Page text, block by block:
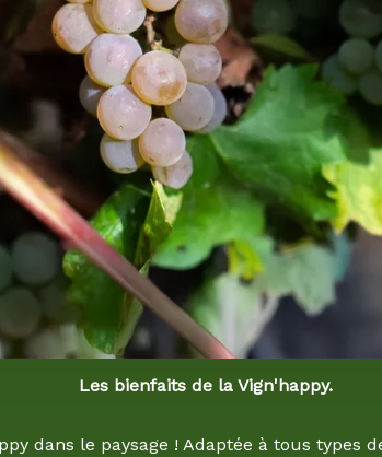
Les bienfaits de la Vign'happy.
dans le paysage ! Adaptée à tous types